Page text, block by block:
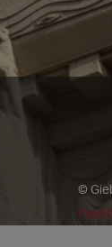
©
Fred